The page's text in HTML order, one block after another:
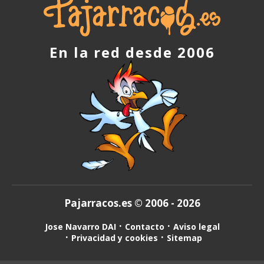
En la red desde 2006
Pajarracos.es © 2006 - 2026
Jose Navarro DAI Contacto
Aviso legal
Privacidad y cookies
Sitemap